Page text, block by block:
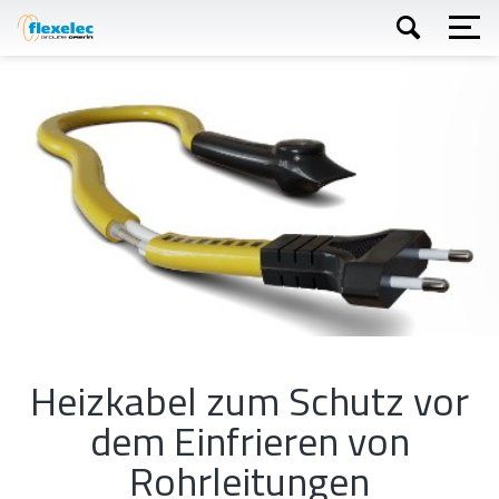
Direkt
zum
Heizkabel zum Schutz vor
dem Einfrieren von
Rohrleitungen